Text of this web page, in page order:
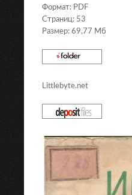
Формат: PDF
Страниц: 53
Размер: 69,77 Мб
Littlebyte.net